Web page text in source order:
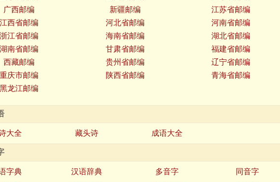
广西邮编
新疆邮编
江苏省邮编
江西省邮编
河北省邮编
河南省邮编
浙江省邮编
海南省邮编
湖北省邮编
湖南省邮编
甘肃省邮编
福建省邮编
西藏邮编
贵州省邮编
辽宁省邮编
重庆市邮编
陕西省邮编
青海省邮编
黑龙江邮编
大全 藏头诗 成语大全
字典 汉语辞典 多音字
同音字